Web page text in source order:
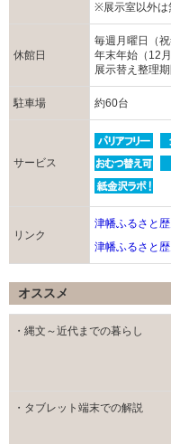
※展示室以外は
休館日
毎週月曜日（
年末年始（12
展示替え整理期
駐車場 約60台
サービス
リンク
津幡ふるさと
津幡ふるさと
オススメ
・縄文～近代までの暮らし
・タブレット端末での解説